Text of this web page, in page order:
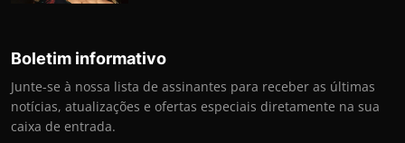
Boletim informativo
Junte-se à nossa lista de assinantes para receber as últimas
notícias, atualizações e ofertas especiais diretamente na sua
caixa de entrada.